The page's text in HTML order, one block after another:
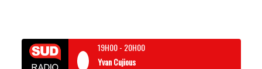
19H00- 20H00
Yvan Cujious